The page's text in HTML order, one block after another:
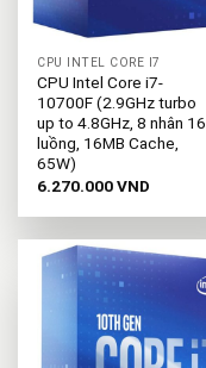
CPU INTEL CORE I7
CPU Intel Core i7-
10700F (2.9GHz turbo
up to 4.8GHz, 8 nhân 16
luồng, 16MB Cache,
65W)
6.270.000VND